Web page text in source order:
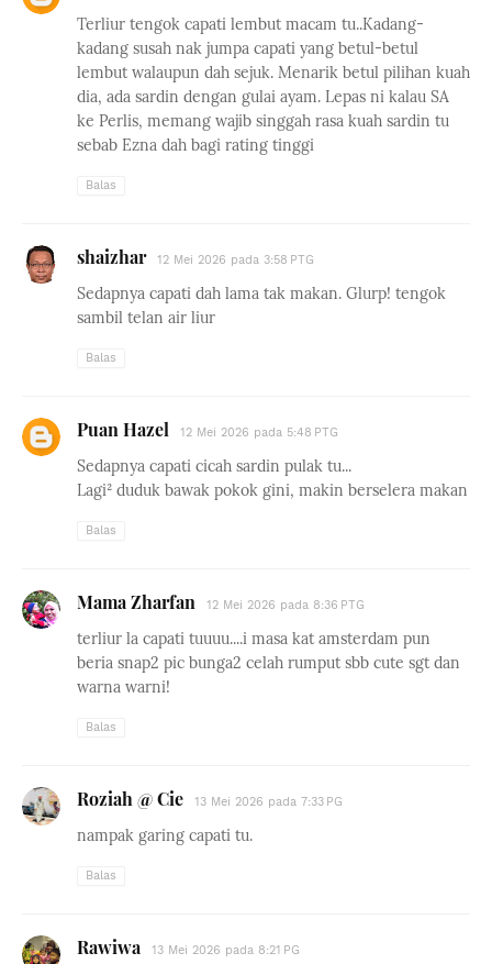
Terliur tengok capati lembut macam tu..Kadang-
kadang susah nak jumpa capati yang betul-betul
lembut walaupun dah sejuk. Menarik betul pilihan kuah
dia, ada sardin dengan gulai ayam. Lepas ni kalau SA
ke Perlis, memang wajib singgah rasa kuah sardin tu
sebab Ezna dah bagi rating tinggi
Balas
shaizhar 12 Mei 2026 pada 3:58 PTG
Sedapnya capati dah lama tak makan. Glurp! tengok
sambil telan air liur
Balas
Puan Hazel 12 Mei 2026 pada 5:48 PTG
Sedapnya capati cicah sardin pulak tu...
Lagi² duduk bawak pokok gini, makin berselera makan
Balas
Mama Zharfan 12 Mei 2026 pada 8:36 PTG
terliur la capati tuuuu....i masa kat amsterdam pun
beria snap2 pic bunga2 celah rumput sbb cute sgt dan
warna warni!
Balas
Roziah @ Cie 13 Mei 2026 pada 7:33 PG
nampak garing capati tu.
Balas
Rawiwa 13 Mei 2026 pada 8:21 PG